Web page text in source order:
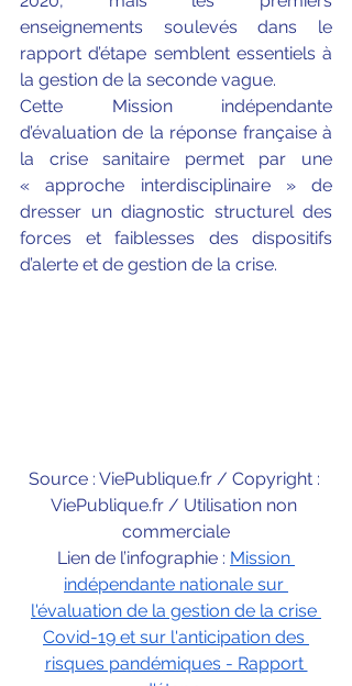
enseignements soulevés dans le
rapport d’étape semblent essentiels à
la gestion de la seconde vague.
Cette Mission indépendante
d’évaluation de la réponse française à
la crise sanitaire permet par une
« approche interdisciplinaire » de
dresser un diagnostic structurel des
forces et faiblesses des dispositifs
d’alerte et de gestion de la crise.
Source : ViePublique.fr / Copyright :
ViePublique.fr / Utilisation non
commerciale
Lien de l’infographie : Mission
indépendante nationale sur
l'évaluation de la gestion de la crise
Covid-19 et sur l'anticipation des
risques pandémiques - Rapport